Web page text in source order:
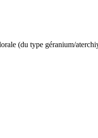
(du type géranium/